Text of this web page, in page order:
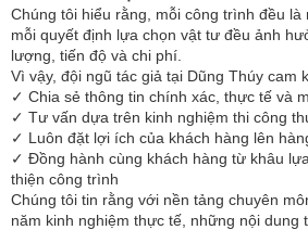
Chúng tôi hiểu rằng, mỗi công trình đều
mỗi quyết định lựa chọn vật tư đều ảnh
lượng, tiến độ và chi phí.
Vì vậy, đội ngũ tác giả tại Dũng Thúy cam
✓ Chia sẻ thông tin chính xác, thực tế và
✓ Tư vấn dựa trên kinh nghiệm thi công
✓ Luôn đặt lợi ích của khách hàng lên
✓ Đồng hành cùng khách hàng từ khâu
thiện công trình
Chúng tôi tin rằng với nền tảng chuyên
năm kinh nghiệm thực tế, những nội dung